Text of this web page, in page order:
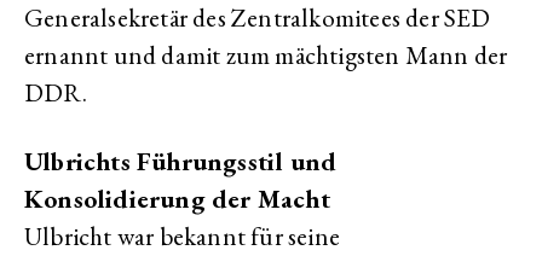
Generalsekretär des Zentralkomitees der SED
ernannt und damit zum mächtigsten Mann der
DDR.
Ulbrichts Führungsstil und
Konsolidierung der Macht
Ulbricht war bekannt für seine